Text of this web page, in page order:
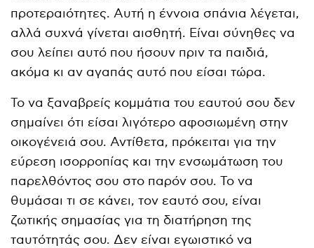
προτεραιότητες. Αυτή η έννοια σπάνια λέγεται,
αλλά συχνά γίνεται αισθητή. Είναι σύνηθες να
σου λείπει αυτό που ήσουν πριν τα παιδιά,
ακόμα κι αν αγαπάς αυτό που είσαι τώρα.
Το να ξαναβρείς κομμάτια του εαυτού σου δεν
σημαίνει ότι είσαι λιγότερο αφοσιωμένη στην
οικογένειά σου. Αντίθετα, πρόκειται για την
εύρεση ισορροπίας και την ενσωμάτωση του
παρελθόντος σου στο παρόν σου. Το να
θυμάσαι τι σε κάνει, τον εαυτό σου, είναι
ζωτικής σημασίας για τη διατήρηση της
ταυτότητάς σου. Δεν είναι εγωιστικό να